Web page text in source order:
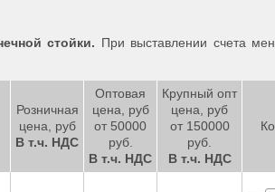
стойки. При выставлении счета
Розничная
цена, руб
В т.ч. НДС
Оптовая
цена, руб
от 50000
руб.
В т.ч. НДС
Крупный опт
цена, руб
от 150000
руб.
В т.ч. НДС